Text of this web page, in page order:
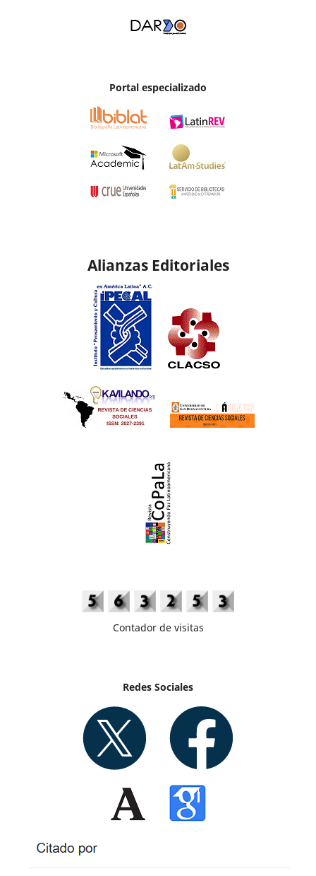
Portal especializado
Alianzas Editoriales
Contador de visitas
Redes Sociales